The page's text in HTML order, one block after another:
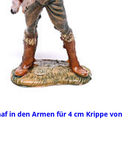
in den Armen für 4 cm Krippe von